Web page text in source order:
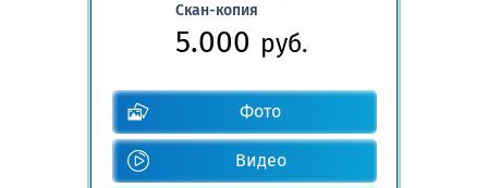
Скан-копия
5.000 руб.
Фото
Видео